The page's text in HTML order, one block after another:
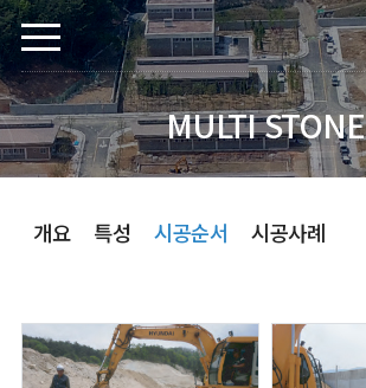
MULTI STONE
개요 특성 시공순서 시공사례